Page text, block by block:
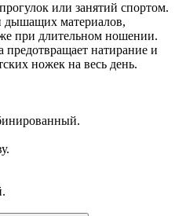
или занятий спортом.
дышащих материалов,
при длительном ношении.
предотвращает натирание и
ножек на весь день.